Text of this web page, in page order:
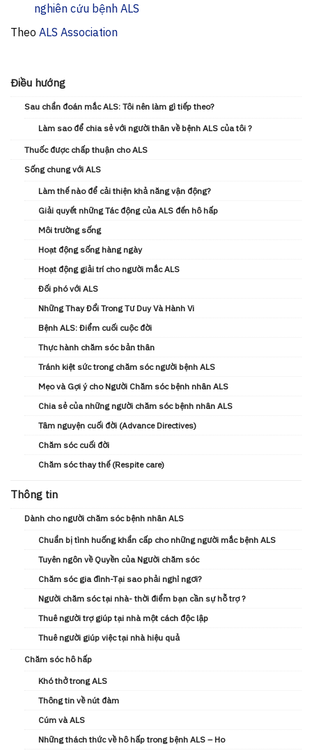
nghiên cứu bệnh ALS
Theo ALS Association
Điều hướng
Sau chẩn đoán mắc ALS: Tôi nên làm gì tiếp theo?
Làm sao để chia sẻ với người thân về bệnh ALS của tôi ?
Thuốc được chấp thuận cho ALS
Sống chung với ALS
Làm thế nào để cải thiện khả năng vận động?
Giải quyết những Tác động của ALS đến hô hấp
Môi trường sống
Hoạt động sống hàng ngày
Hoạt động giải trí cho người mắc ALS
Đối phó với ALS
Những Thay Đổi Trong Tư Duy Và Hành Vi
Bệnh ALS: Điểm cuối cuộc đời
Thực hành chăm sóc bản thân
Tránh kiệt sức trong chăm sóc người bệnh ALS
Mẹo và Gợi ý cho Người Chăm sóc bệnh nhân ALS
Chia sẻ của những người chăm sóc bệnh nhân ALS
Tâm nguyện cuối đời (Advance Directives)
Chăm sóc cuối đời
Chăm sóc thay thế (Respite care)
Thông tin
Dành cho người chăm sóc bệnh nhân ALS
Chuẩn bị tình huống khẩn cấp cho những người mắc bệnh ALS
Tuyên ngôn về Quyền của Người chăm sóc
Chăm sóc gia đình-Tại sao phải nghỉ ngơi?
Người chăm sóc tại nhà- thời điểm bạn cần sự hỗ trợ ?
Thuê người trợ giúp tại nhà một cách độc lập
Thuê người giúp việc tại nhà hiệu quả
Chăm sóc hô hấp
Khó thở trong ALS
Thông tin về nút đàm
Cúm và ALS
Những thách thức về hô hấp trong bệnh ALS – Ho